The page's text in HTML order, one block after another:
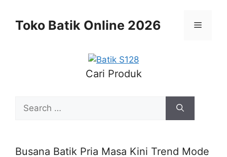
contentToko Batik Online 2026 Menu
Cari Produk
for:
Busana Batik Pria Masa Kini Trend Mode